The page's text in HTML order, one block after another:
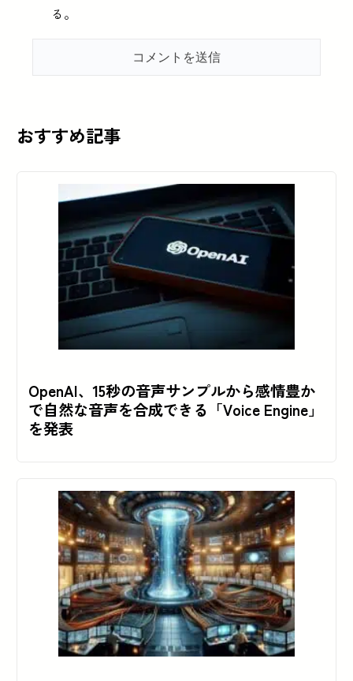
る。
おすすめ記事
OpenAI、15秒の音声サンプルから感情豊か
で自然な音声を合成できる「Voice Engine」
を発表